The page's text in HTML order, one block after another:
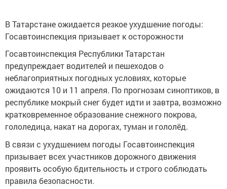
В Татарстане ожидается резкое ухудшение погоды:
Госавтоинспекция призывает к осторожности
Госавтоинспекция Республики Татарстан
предупреждает водителей и пешеходов о
неблагоприятных погодных условиях, которые
ожидаются 10 и 11 апреля. По прогнозам синоптиков, в
республике мокрый снег будет идти и завтра, возможно
кратковременное образование снежного покрова,
гололедица, накат на дорогах, туман и гололёд.
В связи с ухудшением погоды Госавтоинспекция
призывает всех участников дорожного движения
проявить особую бдительность и строго соблюдать
правила безопасности.